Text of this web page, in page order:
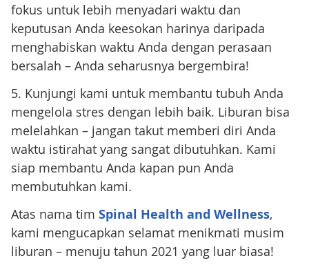
fokus untuk lebih menyadari waktu dan
keputusan Anda keesokan harinya daripada
menghabiskan waktu Anda dengan perasaan
bersalah – Anda seharusnya bergembira!
5. Kunjungi kami untuk membantu tubuh Anda
mengelola stres dengan lebih baik. Liburan bisa
melelahkan – jangan takut memberi diri Anda
waktu istirahat yang sangat dibutuhkan. Kami
siap membantu Anda kapan pun Anda
membutuhkan kami.
Atas nama tim Spinal Health and Wellness,
kami mengucapkan selamat menikmati musim
liburan – menuju tahun 2021 yang luar biasa!